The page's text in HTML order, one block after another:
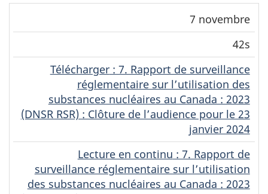
7 novembre
42s
Télécharger(Français)
: 7. Rapport de surveillance
réglementaire sur l’utilisation des
substances nucléaires au Canada : 2023
(DNSR RSR) : Clôture de l’audience pour le 23
janvier 2024
Lecture en continu (Français)
: 7. Rapport de
surveillance réglementaire sur l’utilisation
des substances nucléaires au Canada : 2023